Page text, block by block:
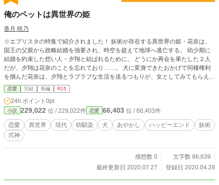
俺のペットは異世界の姫
香月 咲乃
☆エブリスタの特集で紹介されました！ 妖術が存在する異世界の姫・花奈は、
国王の父親から政略結婚を強要され、時空を超えて地球へ逃亡する。 幼少期に
結婚を約束した想い人・夕翔と結ばれるために。 どうにか再会を果たした２人
だが、夕翔は花奈のことを忘れており……。 犬に変身できたおかげで同棲権利
を掴んだ花奈は、夕翔とラブラブな生活を送るつもりが、女としてみてもらえ
ず……。 異世界を巻き込んだ恋愛ファンタジーがここに始まる！
恋愛 完結 長編 R15
24h.ポイント 0pt
小説 229,022 位 / 229,022件 恋愛 66,403 位 / 66,403件
恋愛 異世界 現代 幼馴染 犬 あやかし ハッピーエンド
妖術
式神
感想数 0
文字数 86,639
最終更新日 2020.07.27
登録日 2020.04.28